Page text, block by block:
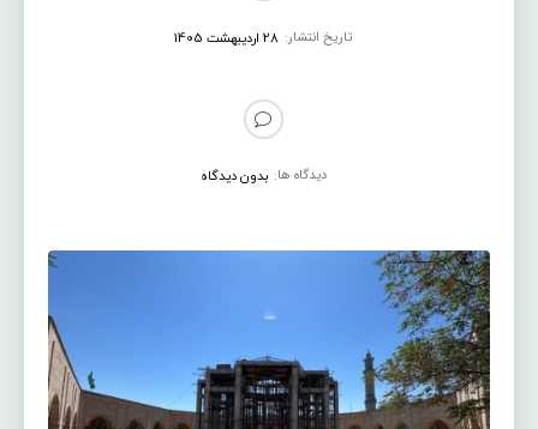
تاریخ انتشار: 28 اردیبهشت 1405
دیدگاه ها: بدون دیدگاه